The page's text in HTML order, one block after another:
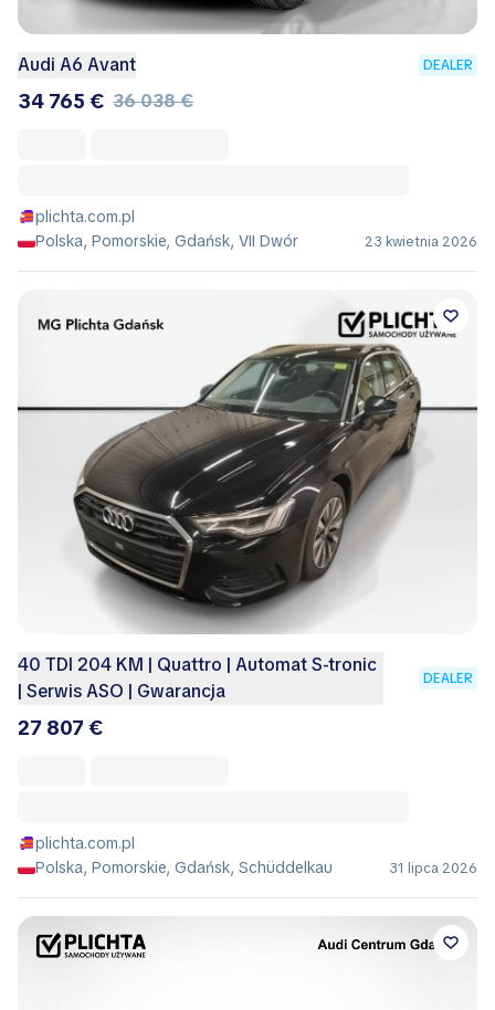
Audi A6 Avant DEALER
34 765 € 36 038 €
plichta.com.pl
Polska, Pomorskie, Gdańsk, VII Dwór
23 kwietnia 2026
40 TDI 204 KM | Quattro | Automat S-tronic
| Serwis ASO | Gwarancja
DEALER
27 807 €
plichta.com.pl
Polska, Pomorskie, Gdańsk, Schüddelkau
31 lipca 2026